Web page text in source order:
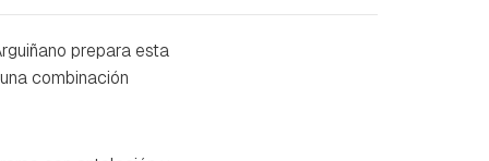
prepara esta
combinación